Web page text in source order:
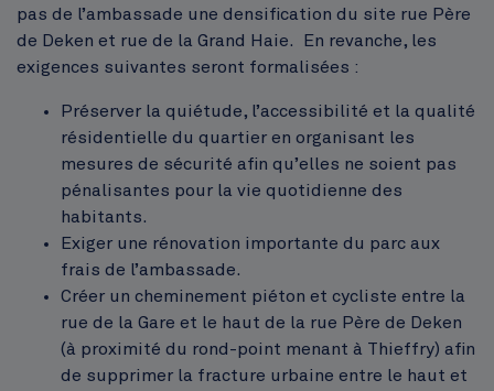
pas de l’ambassade une densification du site rue Père
de Deken et rue de la Grand Haie. En revanche, les
exigences suivantes seront formalisées :
Préserver la quiétude, l’accessibilité et la qualité
résidentielle du quartier en organisant les
mesures de sécurité afin qu’elles ne soient pas
pénalisantes pour la vie quotidienne des
habitants.
Exiger une rénovation importante du parc aux
frais de l’ambassade.
Créer un cheminement piéton et cycliste entre la
rue de la Gare et le haut de la rue Père de Deken
(à proximité du rond-point menant à Thieffry) afin
de supprimer la fracture urbaine entre le haut et